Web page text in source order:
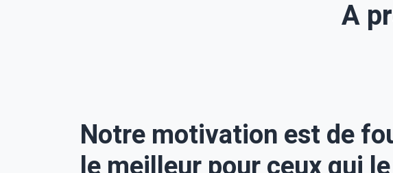
A
Notre motivation est de